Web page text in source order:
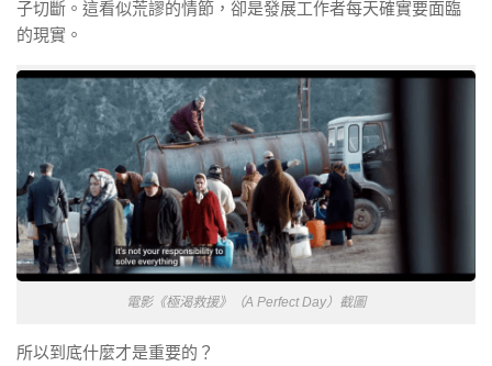
子切斷。這看似荒謬的情節，卻是發展工作者每天確實要面臨
的現實。
電影《極渴救援》（A Perfect Day）截圖
所以到底什麼才是重要的？